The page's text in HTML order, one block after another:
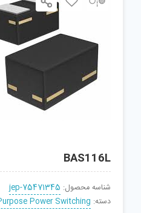
BAS116L
شناسه محصول: jep-75471345
دسته: Power Switching